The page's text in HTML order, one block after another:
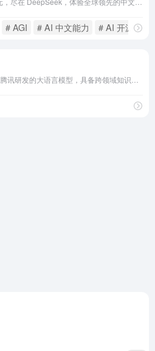
# AGI # AI 中文能力 # AI 开源大模